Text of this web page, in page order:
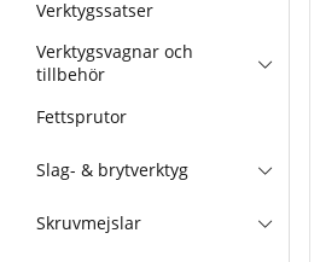
Verktygssatser
Verktygsvagnar och
tillbehör
Fettsprutor
Slag- & brytverktyg
Skruvmejslar